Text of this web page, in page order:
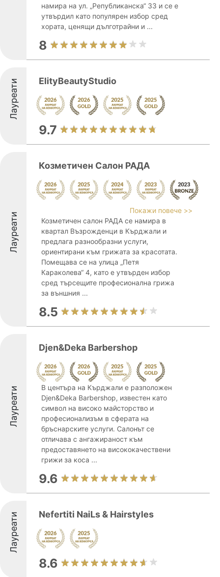
намира на ул. „Републиканска“ 33 и се е
утвърдил като популярен избор сред
хората, ценящи дълготрайни и ...
8
Лауреати ElityBeautyStudio
9.7
Лауреати
Козметичен Салон РАДА
Покажи повече >>
Козметичен салон РАДА се намира в
квартал Възрожденци в Кърджали и
предлага разнообразни услуги,
ориентирани към грижата за красотата.
Помещава се на улица „Петя
Караколева“ 4, като е утвърден избор
сред търсещите професионална грижа
за външния ...
8.5
Лауреати
Djen&Deka Barbershop
В центъра на Кърджали е разположен
Djen&Deka Barbershop, известен като
символ на високо майсторство и
професионализъм в сферата на
бръснарските услуги. Салонът се
отличава с ангажираност към
предоставянето на висококачествени
грижи за коса ...
9.6
Лауреати Nefertiti NaiLs & Hairstyles
8.6